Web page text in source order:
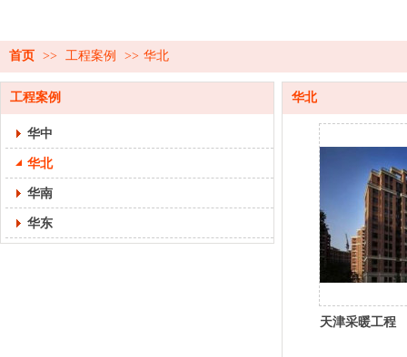
首页 >> 工程案例 >> 华北
工程案例
华中
华北
华南
华东
华北
天津采暖工程